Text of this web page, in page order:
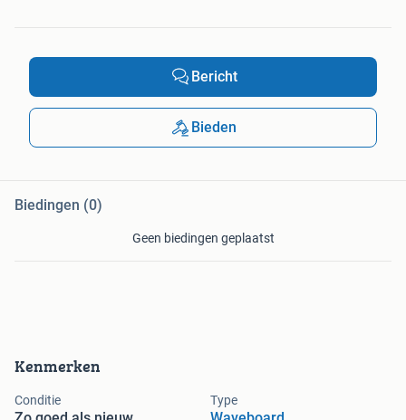
Kenmerken
Conditie Type
Bericht
Bieden
Biedingen (0)
Geen biedingen geplaatst